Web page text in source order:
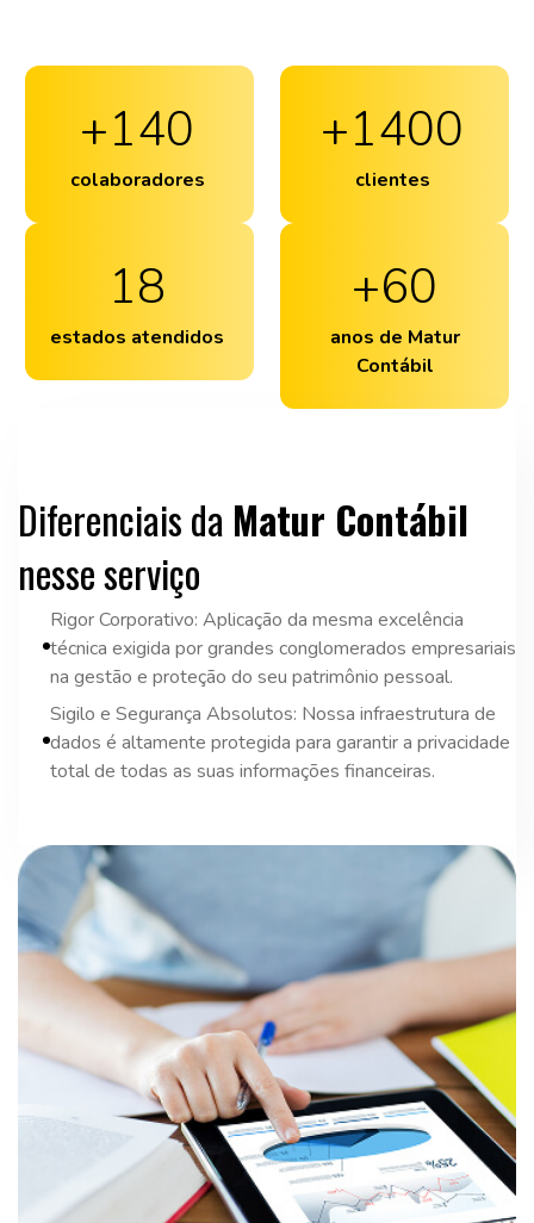
+140
colaboradores
+1400
clientes
18
estados atendidos
+60
anos de Matur
Contábil
Rigor Corporativo: Aplicação da mesma excelência
técnica exigida por grandes conglomerados empresariais
na gestão e proteção do seu patrimônio pessoal.
Sigilo e Segurança Absolutos: Nossa infraestrutura de
dados é altamente protegida para garantir a privacidade
total de todas as suas informações financeiras.
Diferenciais da Matur Contábil
nesse serviço